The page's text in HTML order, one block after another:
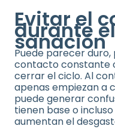
Evitar el
durante
sanación
Puede parecer duro,
contacto constante
cerrar el ciclo. Al
apenas empiezan a
puede generar
tienen base o
aumentan el